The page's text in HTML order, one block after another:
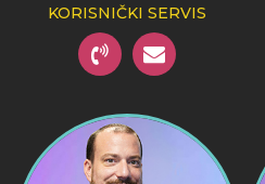
KORISNIČKI SERVIS